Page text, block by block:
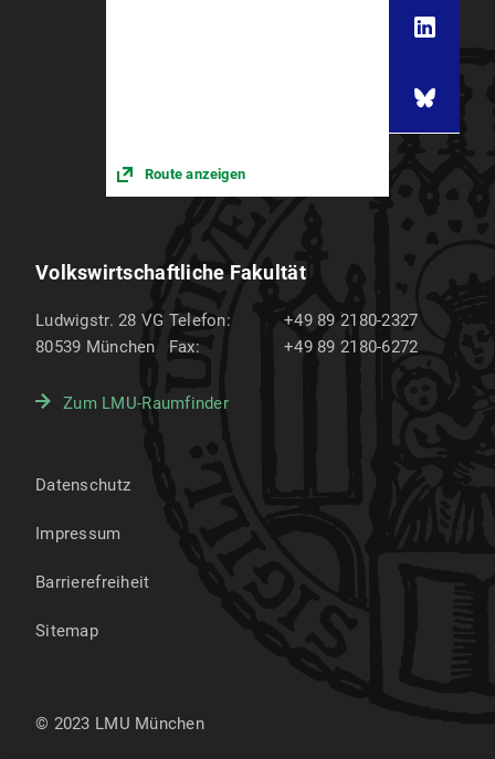
Route anzeigen
Volkswirtschaftliche Fakultät
Ludwigstr. 28 VG
80539 München
Telefon:
+49 89 2180-2327
Fax:
+49 89 2180-6272
Zum LMU-Raumfinder
Datenschutz
Impressum
Barrierefreiheit
Sitemap
© 2023 LMU München